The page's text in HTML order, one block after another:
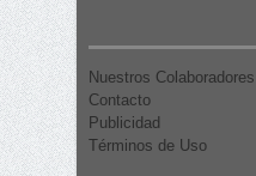
Nuestros Colaboradores
Contacto
Publicidad
Términos de Uso